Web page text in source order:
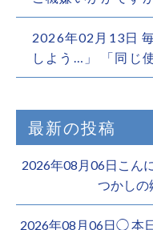
2026年02月13日
しよう…」 「同じ
最新の投稿
2026年08月06日こん
つかし
2026年08月06日◯ 本